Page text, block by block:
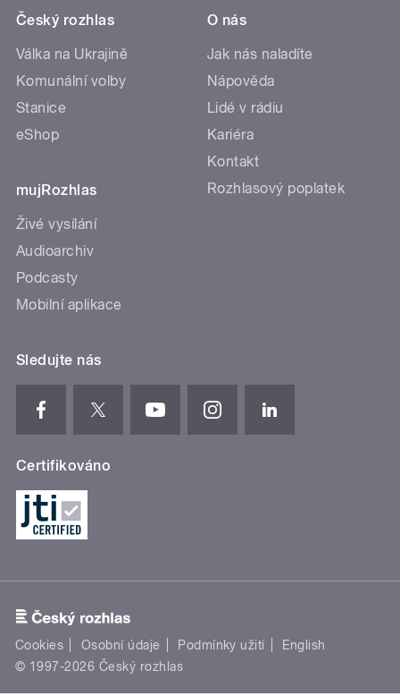
Český rozhlas
Válka na Ukrajině
Komunální volby
Stanice
eShop
mujRozhlas
Živé vysílání
Audioarchiv
Podcasty
Mobilní aplikace
O nás
Jak nás naladíte
Nápověda
Lidé v rádiu
Kariéra
Kontakt
Rozhlasový poplatek
Sledujte nás
Certifikováno
Cookies Osobní údaje Podmínky užití
English
© 1997-2026 Český rozhlas